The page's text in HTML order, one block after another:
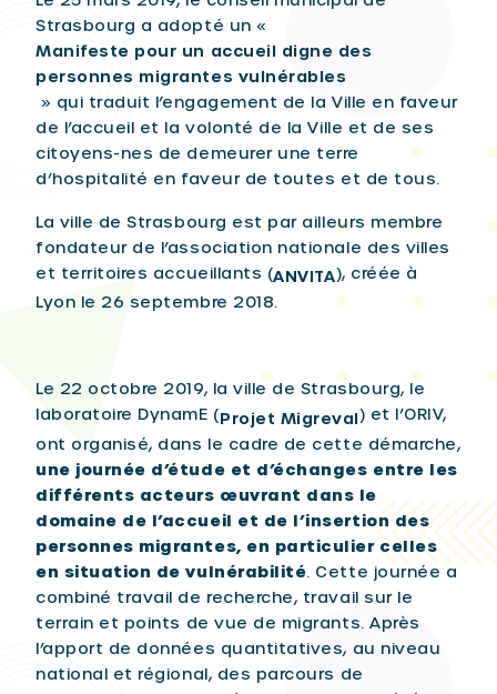
Strasbourg a adopté un «
Manifeste pour un accueil digne des
personnes migrantes vulnérables
» qui traduit l’engagement de la Ville en faveur
de l’accueil et la volonté de la Ville et de ses
citoyens-nes de demeurer une terre
d’hospitalité en faveur de toutes et de tous.
La ville de Strasbourg est par ailleurs membre
fondateur de l’association nationale des villes
et territoires accueillants (ANVITA), créée à
Lyon le 26 septembre 2018.
Le 22 octobre 2019, la ville de Strasbourg, le
laboratoire DynamE (Projet Migreval) et l’ORIV,
ont organisé, dans le cadre de cette démarche,
une journée d’étude et d’échanges entre les
différents acteurs œuvrant dans le
domaine de l’accueil et de l’insertion des
personnes migrantes, en particulier celles
en situation de vulnérabilité. Cette journée a
combiné travail de recherche, travail sur le
terrain et points de vue de migrants. Après
l’apport de données quantitatives, au niveau
national et régional, des parcours de